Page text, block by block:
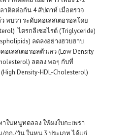
าติดต่อกัน 4 สัปดาห์ เมื่อตรวจ
พบว่า ระดับคอเลสเตอรอลโดย
ไตรกลีเซอไรด์ (Triglyceride)
ลดลงอย่างฮวบฮาบ
อเลสเตอรอลตัวเลว (Low Density
ลดลง พอๆ กับที่
Density-HDL-Cholesterol)
หนูทดลอง ให้ผงใบกะเพรา
กก./วัน ในหนู 3 ประเภท ได้แก่